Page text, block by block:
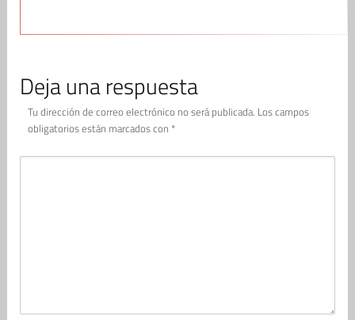
Deja una respuesta
Tu dirección de correo electrónico no será publicada. Los campos
obligatorios están marcados con *